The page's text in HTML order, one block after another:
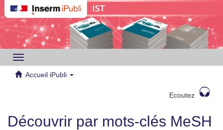
Toggle
navigation
Accueil iPubli
Ecoutez
Découvrir par mots-clés MeSH